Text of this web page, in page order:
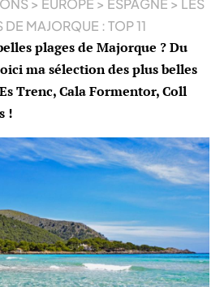
> EUROPE > ESPAGNE > LES
MAJORQUE : TOP 11
plages de Majorque ? Du
ma sélection des plus belles
Trenc, Cala Formentor, Coll
!